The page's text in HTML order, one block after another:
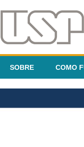
SOBRE COMO